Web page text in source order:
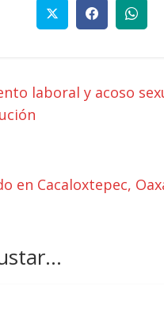
laboral y acoso
en Cacaloxtepec,